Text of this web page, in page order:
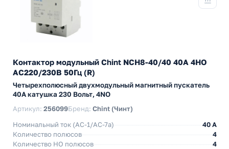
Контактор модульный Chint NCH8-40/40 40A 4НО
AC220/230В 50Гц (R)
Четырехполюсный двухмодульный магнитный пускатель
40А катушка 230 Вольт, 4NO
Артикул: 256099Бренд: Chint (Чинт)
Номинальный ток (АС-1/AC-7a)
40 A
Количество полюсов
4
Количество НO полюсов
4